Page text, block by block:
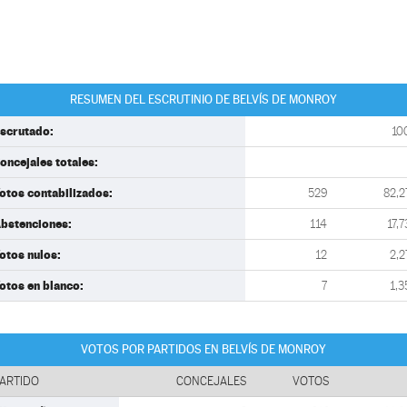
RESUMEN DEL ESCRUTINIO DE BELVÍS DE MONROY
totales:
contabilizados: 529
114
nulos: 12
en blanco: 7
VOTOS POR PARTIDOS EN BELVÍS DE MONROY
CONCEJALES VOTOS